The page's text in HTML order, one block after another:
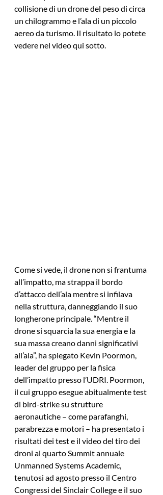
collisione di un drone del peso di circa
un chilogrammo e l’ala di un piccolo
aereo da turismo. Il risultato lo potete
vedere nel video qui sotto.
Come si vede, il drone non si frantuma
all’impatto, ma strappa il bordo
d’attacco dell’ala mentre si infilava
nella struttura, danneggiando il suo
longherone principale. “Mentre il
drone si squarcia la sua energia e la
sua massa creano danni significativi
all’ala”, ha spiegato Kevin Poormon,
leader del gruppo per la fisica
dell’impatto presso l’UDRI. Poormon,
il cui gruppo esegue abitualmente test
di bird-strike su strutture
aeronautiche – come parafanghi,
parabrezza e motori – ha presentato i
risultati dei test e il video del tiro dei
droni al quarto Summit annuale
Unmanned Systems Academic,
tenutosi ad agosto presso il Centro
Congressi del Sinclair College e il suo